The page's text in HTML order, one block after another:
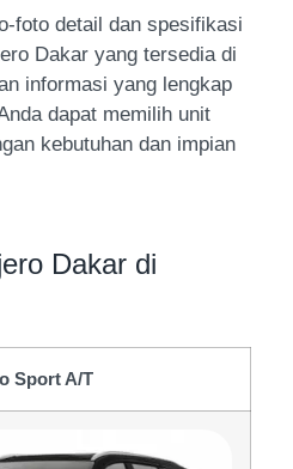
foto detail dan spesifikasi
Dakar yang tersedia di
informasi yang lengkap
dapat memilih unit
kebutuhan dan impian
Dakar di
Sport A/T